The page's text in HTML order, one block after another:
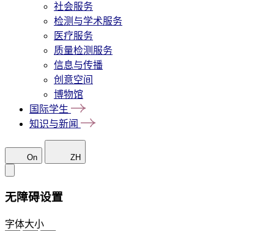
社会服务
检测与学术服务
医疗服务
质量检测服务
信息与传播
创意空间
博物馆
国际学生
知识与新闻
On ZH
无障碍设置
字体大小